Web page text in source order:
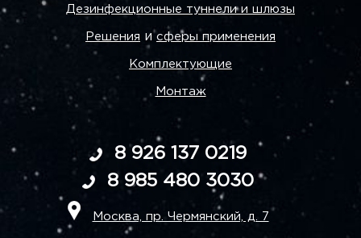
Дезинфекционные туннели и шлюзы
Решения исферы применения
Комплектующие
Монтаж
8 926 137 0219
8 985 480 3030
Москва, пр. Чермянский, д. 7